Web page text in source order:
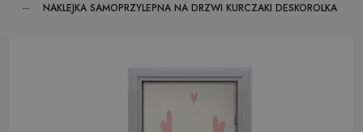
NAKLEJKA SAMOPRZYLEPNA NA DRZWI KURCZAKI DESKOROLKA